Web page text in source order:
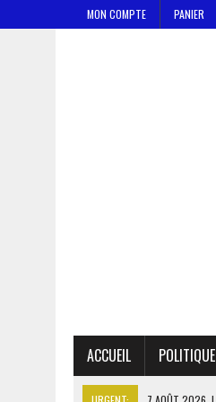
MON COMPTE PANIER
ACCUEIL POLITIQUE